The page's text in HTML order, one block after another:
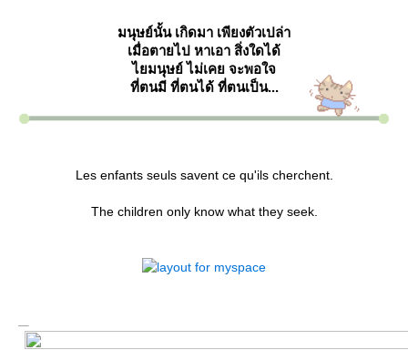
มนุษย์นั้น เกิดมา เพียงตัวเปล่า
เมื่อตายไป หาเอา สิ่งใดได้
ไยมนุษย์ ไม่เคย จะพอใจ
ที่ตนมี ที่ตนได้ ที่ตนเป็น...
Les enfants seuls savent ce qu'ils cherchent.
The children only know what they seek.